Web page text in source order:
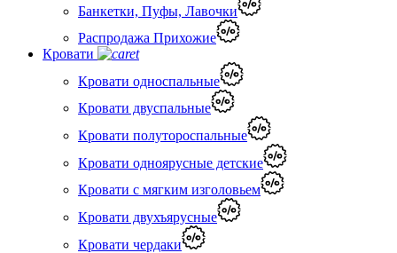
Банкетки, Пуфы, Лавочки
Распродажа Прихожие
Кровати
Кровати односпальные
Кровати двуспальные
Кровати полутороспальные
Кровати одноярусные детские
Кровати с мягким изголовьем
Кровати двухъярусные
Кровати чердаки